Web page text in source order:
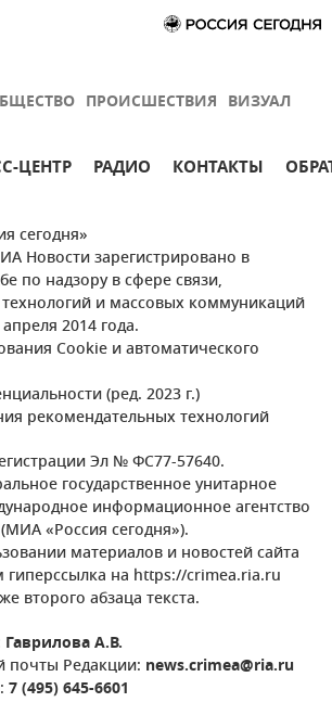
ПРОИСШЕСТВИЯ ВИЗУАЛ
ЦЕНТР РАДИО КОНТАКТЫ
сегодня»
Новости зарегистрировано в
по надзору в сфере связи,
и массовых коммуникаций
2014 года.
Cookie и автоматического
(ред. 2023 г.)
рекомендательных технологий
Эл № ФС77-57640.
государственное унитарное
информационное агентство
(МИА «Россия сегодня»).
материалов и новостей сайта
на https://crimea.ria.ru
второго абзаца текста.
Гаврилова А.В.
почты Редакции: news.crimea@ria.ru
7 (495) 645-6601